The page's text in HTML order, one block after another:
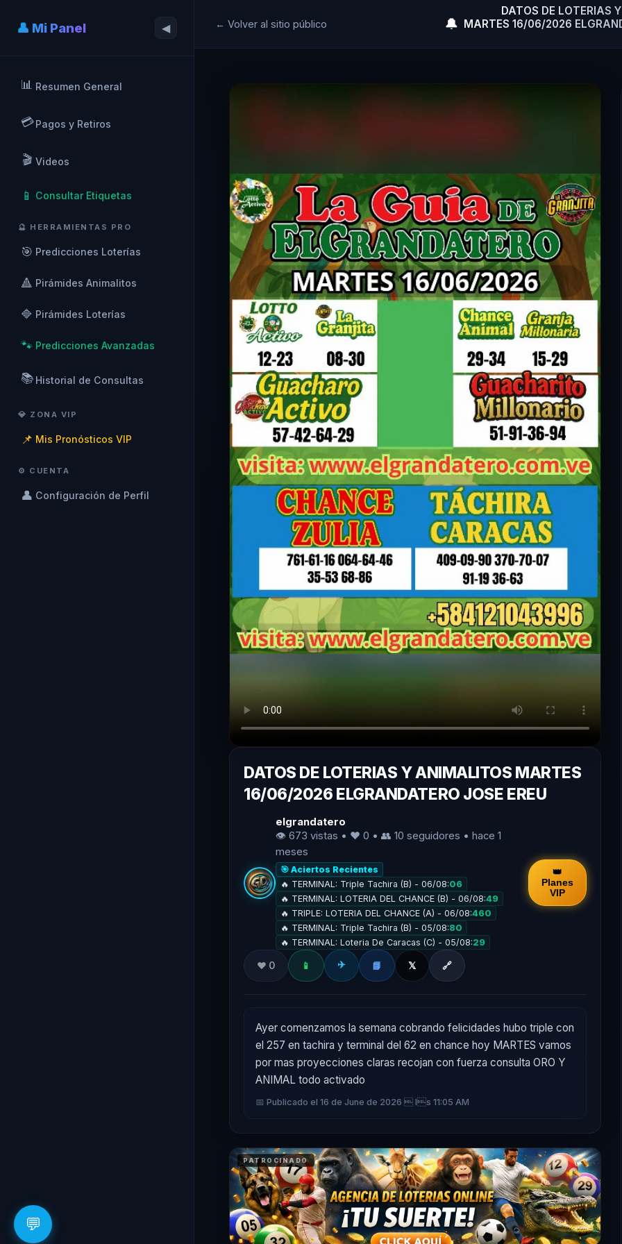
👤 Mi Panel ◀
📊 Resumen General
💳 Pagos y Retiros
🎬 Videos
📱 Consultar Etiquetas
🔮 HERRAMIENTAS PRO
🎯 Predicciones Loterías
🔺 Pirámides Animalitos
🔷 Pirámides Loterías
🐾 Predicciones Avanzadas
📚 Historial de Consultas
💎 ZONA VIP
📌 Mis Pronósticos VIP
⚙️ CUENTA
👤 Configuración de Perfil
← Volver al sitio público 🔔
DATOS DE LOTERIAS
MARTES 16/06/2026
DATOS DE LOTERIAS Y ANIMALITOS MARTES
16/06/2026 ELGRANDATERO JOSE EREU
elgrandatero
👁 673 vistas • ❤️ 0 • 👥 10 seguidores • hace 1
meses
🎯 Aciertos Recientes
🔥 TERMINAL: Triple Tachira (B) - 06/08:06
🔥 TERMINAL: LOTERIA DEL CHANCE (B) - 06/08:49
🔥 TRIPLE: LOTERIA DEL CHANCE (A) - 06/08:460
🔥 TERMINAL: Triple Tachira (B) - 05/08:80
🔥 TERMINAL: Loteria De Caracas (C) - 05/08:29
👑
Planes
VIP
❤️ 0 📱 ✈️ 📘 𝕏 🔗
Ayer comenzamos la semana cobrando felicidades hubo triple con
el 257 en tachira y terminal del 62 en chance hoy MARTES vamos
por mas proyecciones claras recojan con fuerza consulta ORO Y
ANIMAL todo activado
📅 Publicado el 16 de June de 2026  ls 11:05 AM
PATROCINADO
💬